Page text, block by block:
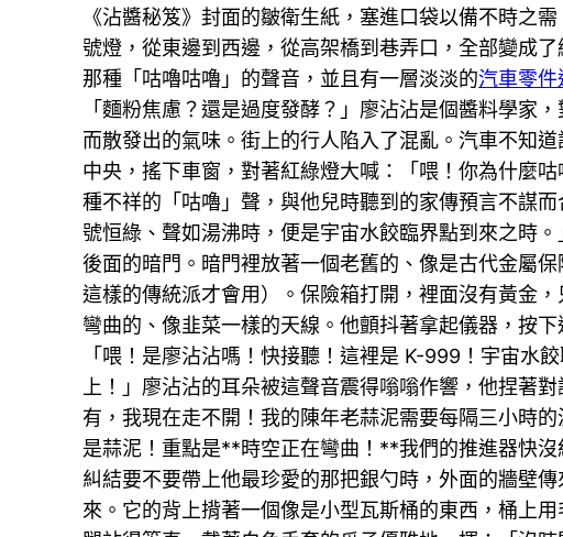
《沾醬秘笈》封面的皺衛生紙，塞進口袋以備不時之
號燈，從東邊到西邊，從高架橋到巷弄口，全部變成
那種「咕嚕咕嚕」的聲音，並且有一層淡淡的汽車零件
「麵粉焦慮？還是過度發酵？」廖沾沾是個醬料學家
而散發出的氣味。街上的行人陷入了混亂。汽車不知
中央，搖下車窗，對著紅綠燈大喊：「喂！你為什麼
種不祥的「咕嚕」聲，與他兒時聽到的家傳預言不謀
號恒綠、聲如湯沸時，便是宇宙水餃臨界點到來之時
後面的暗門。暗門裡放著一個老舊的、像是古代金屬
這樣的傳統派才會用）。保險箱打開，裡面沒有黃金
彎曲的、像韭菜一樣的天線。他顫抖著拿起儀器，按
「喂！是廖沾沾嗎！快接聽！這裡是 K-999！宇宙水
上！」廖沾沾的耳朵被這聲音震得嗡嗡作響，他捏著
有，我現在走不開！我的陳年老蒜泥需要每隔三小時
是蒜泥！重點是**時空正在彎曲！**我們的推進器快
糾結要不要帶上他最珍愛的那把銀勺時，外面的牆壁
來。它的背上揹著一個像是小型瓦斯桶的東西，桶上